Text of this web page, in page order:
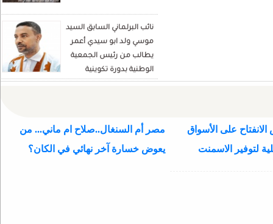
نائب البرلماني السابق السيد
موسي ولد ابو سيدي أعمر
يطالب من رئيس الجمعية
الوطنية بدورة تكوينية
للنواب الجديد
على الأسواق
لتوفير الاسمنت
مصر أم السنغال..صلاح ام ماني... من
يعوض خسارة آخر نهائي في الكان؟